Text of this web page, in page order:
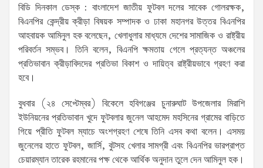
বিডি দিনকাল ডেস্ক : বাংলাদেশ জাতীয় ফুটবল দলের সাবেক গোলরক্ষক,
বিএনপির কেন্দ্রীয় ক্রীড়া বিষয়ক সম্পাদক ও ঢাকা মহানগর উত্তর বিএনপির
আহবায়ক আমিনুল হক বলেছেন, খেলাধুলার মাধ্যমে দেশের সামাজিক ও রাষ্ট্রীয়
পরিবর্তন সম্ভব। তিনি বলেন, বিএনপি ক্ষমতায় গেলে প্রত্যন্ত অঞ্চলের
প্রতিভাবান ক্রীড়াবিদদের প্রতিভা বিকাশ ও দায়িত্ব রাষ্ট্রীয়ভাবে গ্রহণ করা
হবে।
বুধবার (২৪ সেপ্টেম্বর) বিকেলে হবিগঞ্জের চুনারুঘাট উপজেলার মিরাশি
ইউনিয়নের প্রতিভাবান খুদে ফুটবলার জুনেল আহমেদ মহসিনের গ্রামের বাড়িতে
গিয়ে প্রীতি ফুটবল ম্যাচে অংশগ্রহণ শেষে তিনি এসব কথা বলেন। এসময়
জুনেলের হাতে ফুটবল, জার্সি, বুটসহ খেলার সামগ্রী এবং বিএনপির ভারপ্রাপ্ত
চেয়ারম্যান তারেক রহমানের পক্ষ থেকে আর্থিক অনুদান তুলে দেন আমিনুল হক।